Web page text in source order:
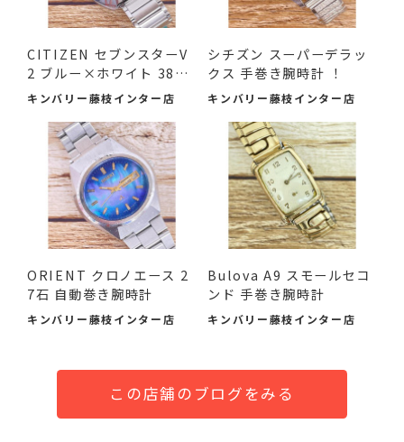
CITIZEN セブンスターV
2 ブルー×ホワイト 38m
m 中古品
キンバリー藤枝インター店
シチズン スーパーデラッ
クス 手巻き腕時計 ！
キンバリー藤枝インター店
ORIENT クロノエース 2
7石 自動巻き腕時計
キンバリー藤枝インター店
Bulova A9 スモールセコ
ンド 手巻き腕時計
キンバリー藤枝インター店
この店舗のブログをみる